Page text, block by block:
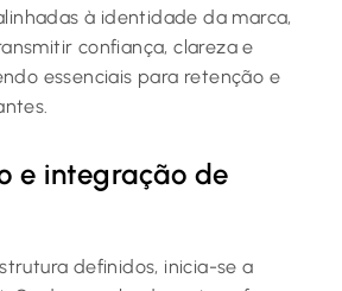
à identidade da marca,
confiança, clareza e
essenciais para retenção e
e integração de
definidos, inicia-se a